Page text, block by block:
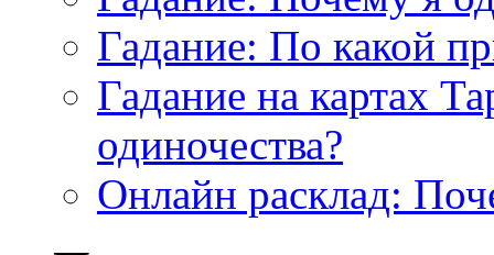
Гадание: По какой
Гадание на картах
одиночества?
Онлайн расклад: